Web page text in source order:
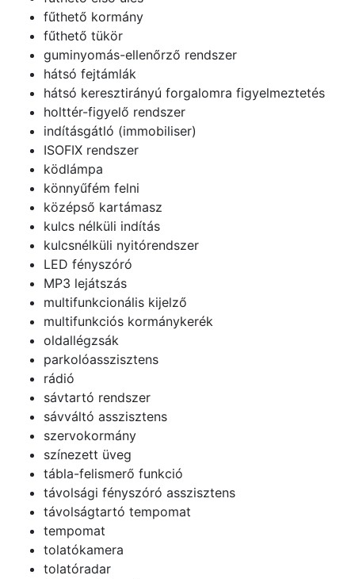
fűthető kormány
fűthető tükör
guminyomás-ellenőrző rendszer
hátsó fejtámlák
hátsó keresztirányú forgalomra figyelmeztetés
holttér-figyelő rendszer
indításgátló (immobiliser)
ISOFIX rendszer
ködlámpa
könnyűfém felni
középső kartámasz
kulcs nélküli indítás
kulcsnélküli nyitórendszer
LED fényszóró
MP3 lejátszás
multifunkcionális kijelző
multifunkciós kormánykerék
oldallégzsák
parkolóasszisztens
rádió
sávtartó rendszer
sávváltó asszisztens
szervokormány
színezett üveg
tábla-felismerő funkció
távolsági fényszóró asszisztens
távolságtartó tempomat
tempomat
tolatókamera
tolatóradar